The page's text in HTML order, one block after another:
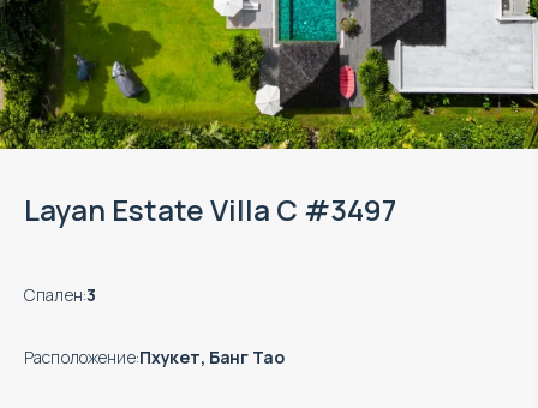
Layan Estate Villa C #3497
Спален:3
Расположение:Пхукет, Банг Тао